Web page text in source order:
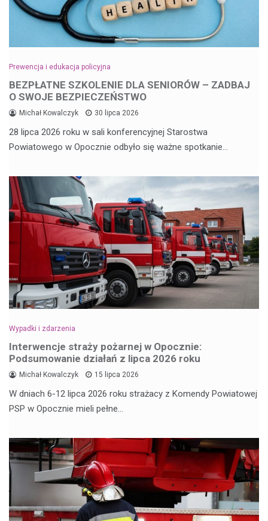
Prewencja i edukacja policyjna
BEZPŁATNE SZKOLENIE DLA SENIORÓW – ZADBAJ
O SWOJE BEZPIECZEŃSTWO
Michał Kowalczyk 30 lipca 2026
28 lipca 2026 roku w sali konferencyjnej Starostwa
Powiatowego w Opocznie odbyło się ważne spotkanie…
Wypadki i zdarzenia
Interwencje straży pożarnej w Opocznie:
Podsumowanie działań z lipca 2026 roku
Michał Kowalczyk 15 lipca 2026
W dniach 6-12 lipca 2026 roku strażacy z Komendy Powiatowej
PSP w Opocznie mieli pełne…